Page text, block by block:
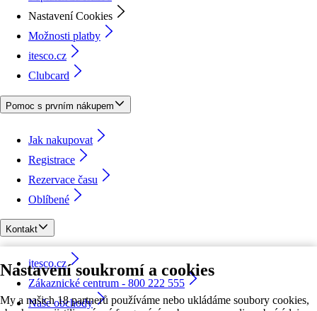
Nastavení soukromí a cookies
My a našich 18 partnerů používáme nebo ukládáme soubory cookies,
Nastavení Cookies
Možnosti platby
itesco.cz
Clubcard
Pomoc s prvním nákupem
Jak nakupovat
Registrace
Rezervace času
Oblíbené
Kontakt
itesco.cz
Zákaznické centrum - 800 222 555
Naše obchody